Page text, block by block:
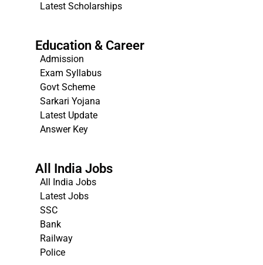
Latest Scholarships
Education & Career
Admission
Exam Syllabus
Govt Scheme
Sarkari Yojana
Latest Update
Answer Key
All India Jobs
All India Jobs
Latest Jobs
SSC
Bank
Railway
Police